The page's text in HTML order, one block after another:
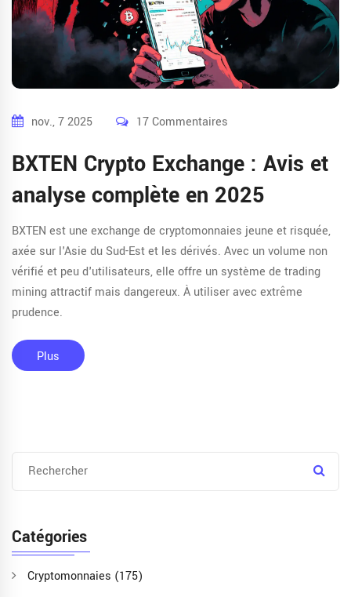
nov., 7 2025 17 Commentaires
BXTEN Crypto Exchange : Avis et
analyse complète en 2025
BXTEN est une exchange de cryptomonnaies jeune et risquée,
axée sur l'Asie du Sud-Est et les dérivés. Avec un volume non
vérifié et peu d'utilisateurs, elle offre un système de trading
mining attractif mais dangereux. À utiliser avec extrême
prudence.
Plus
Catégories
Cryptomonnaies (175)